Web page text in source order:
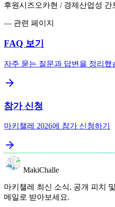
후원시즈오카현 / 경제산업성 간
— 관련 페이지
FAQ 보기
자주 묻는 질문과 답변을 정리했
참가 신청
마키챌레 2026에 참가 신청하기
MakiChalle
마키챌레 최신 소식, 공개 피치
메일로 받아보세요.